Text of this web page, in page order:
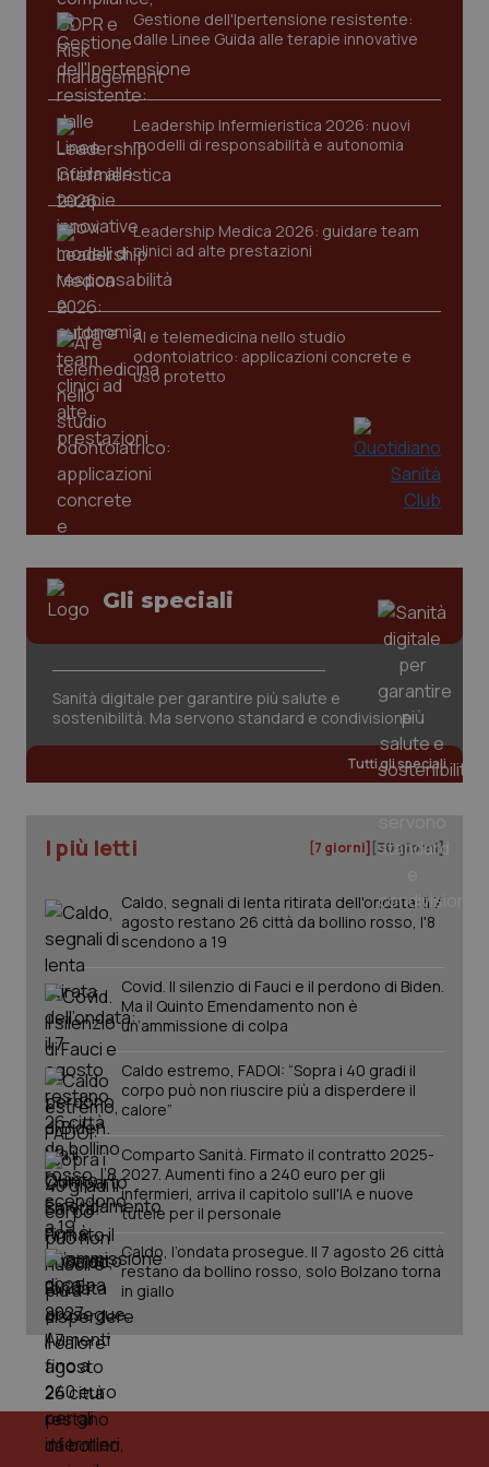
Gestione dell'Ipertensione resistente:
dalle Linee Guida alle terapie innovative
Leadership Infermieristica 2026: nuovi
modelli di responsabilità e autonomia
Leadership Medica 2026: guidare team
clinici ad alte prestazioni
AI e telemedicina nello studio
odontoiatrico: applicazioni concrete e
uso protetto
Gli speciali
Sanità digitale per garantire più salute e
sostenibilità. Ma servono standard e condivisione
Tutti gli speciali
I più letti [7 giorni] [30 giorni]
Caldo, segnali di lenta ritirata dell'ondata: il 7
agosto restano 26 città da bollino rosso, l'8
scendono a 19
Covid. Il silenzio di Fauci e il perdono di Biden.
Ma il Quinto Emendamento non è
un’ammissione di colpa
Caldo estremo, FADOI: “Sopra i 40 gradi il
corpo può non riuscire più a disperdere il
calore”
Comparto Sanità. Firmato il contratto 2025-
2027. Aumenti fino a 240 euro per gli
infermieri, arriva il capitolo sull'IA e nuove
tutele per il personale
Caldo, l’ondata prosegue. Il 7 agosto 26 città
restano da bollino rosso, solo Bolzano torna
in giallo
Nome
Fornitore/Dominio
VISITOR_PRIVACY_METADATA
CookieScript
www.quotidianosanita.it
tracking-sites-ironfish-
tracking-enable
www.quotidianosanita.it
_ga